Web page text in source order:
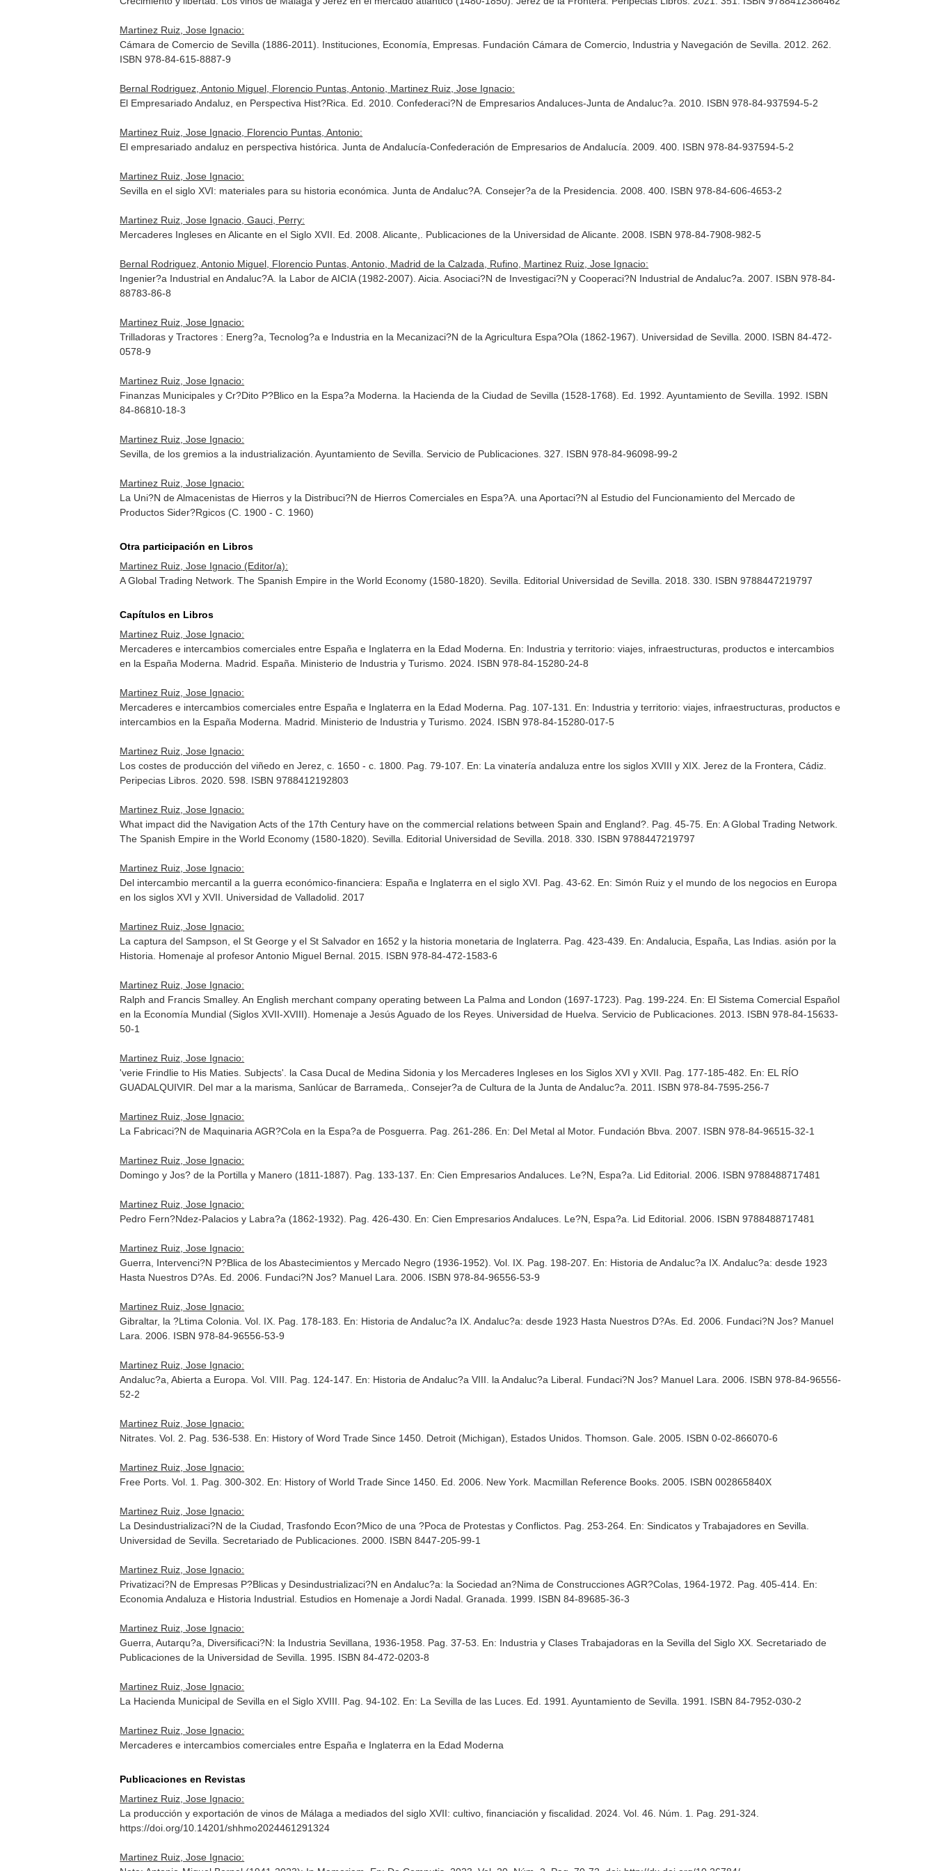
Martinez Ruiz, Jose Ignacio:
Cámara de Comercio de Sevilla (1886-2011). Instituciones, Economía, Empresas. Fundación Cámara de Comercio, Industria y Navegación de Sevilla. 2012. 262.
ISBN 978-84-615-8887-9
Bernal Rodriguez, Antonio Miguel, Florencio Puntas, Antonio, Martinez Ruiz, Jose Ignacio:
El Empresariado Andaluz, en Perspectiva Hist?Rica. Ed. 2010. Confederaci?N de Empresarios Andaluces-Junta de Andaluc?a. 2010. ISBN 978-84-937594-5-2
Martinez Ruiz, Jose Ignacio, Florencio Puntas, Antonio:
El empresariado andaluz en perspectiva histórica. Junta de Andalucía-Confederación de Empresarios de Andalucía. 2009. 400. ISBN 978-84-937594-5-2
Martinez Ruiz, Jose Ignacio:
Sevilla en el siglo XVI: materiales para su historia económica. Junta de Andaluc?A. Consejer?a de la Presidencia. 2008. 400. ISBN 978-84-606-4653-2
Martinez Ruiz, Jose Ignacio, Gauci, Perry:
Mercaderes Ingleses en Alicante en el Siglo XVII. Ed. 2008. Alicante,. Publicaciones de la Universidad de Alicante. 2008. ISBN 978-84-7908-982-5
Bernal Rodriguez, Antonio Miguel, Florencio Puntas, Antonio, Madrid de la Calzada, Rufino, Martinez Ruiz, Jose Ignacio:
Ingenier?a Industrial en Andaluc?A. la Labor de AICIA (1982-2007). Aicia. Asociaci?N de Investigaci?N y Cooperaci?N Industrial de Andaluc?a. 2007. ISBN 978-84-
88783-86-8
Martinez Ruiz, Jose Ignacio:
Trilladoras y Tractores : Energ?a, Tecnolog?a e Industria en la Mecanizaci?N de la Agricultura Espa?Ola (1862-1967). Universidad de Sevilla. 2000. ISBN 84-472-
0578-9
Martinez Ruiz, Jose Ignacio:
Finanzas Municipales y Cr?Dito P?Blico en la Espa?a Moderna. la Hacienda de la Ciudad de Sevilla (1528-1768). Ed. 1992. Ayuntamiento de Sevilla. 1992. ISBN
84-86810-18-3
Martinez Ruiz, Jose Ignacio:
Sevilla, de los gremios a la industrialización. Ayuntamiento de Sevilla. Servicio de Publicaciones. 327. ISBN 978-84-96098-99-2
Martinez Ruiz, Jose Ignacio:
La Uni?N de Almacenistas de Hierros y la Distribuci?N de Hierros Comerciales en Espa?A. una Aportaci?N al Estudio del Funcionamiento del Mercado de
Productos Sider?Rgicos (C. 1900 - C. 1960)
Otra participación en Libros
Martinez Ruiz, Jose Ignacio (Editor/a):
A Global Trading Network. The Spanish Empire in the World Economy (1580-1820). Sevilla. Editorial Universidad de Sevilla. 2018. 330. ISBN 9788447219797
Capítulos en Libros
Martinez Ruiz, Jose Ignacio:
Mercaderes e intercambios comerciales entre España e Inglaterra en la Edad Moderna. En: Industria y territorio: viajes, infraestructuras, productos e intercambios
en la España Moderna . Madrid. España. Ministerio de Industria y Turismo. 2024. ISBN 978-84-15280-24-8
Martinez Ruiz, Jose Ignacio:
Mercaderes e intercambios comerciales entre España e Inglaterra en la Edad Moderna. Pag. 107-131. En: Industria y territorio: viajes, infraestructuras, productos e
intercambios en la España Moderna . Madrid. Ministerio de Industria y Turismo. 2024. ISBN 978-84-15280-017-5
Martinez Ruiz, Jose Ignacio:
Los costes de producción del viñedo en Jerez, c. 1650 - c. 1800. Pag. 79-107. En: La vinatería andaluza entre los siglos XVIII y XIX . Jerez de la Frontera, Cádiz.
Peripecias Libros. 2020. 598. ISBN 9788412192803
Martinez Ruiz, Jose Ignacio:
What impact did the Navigation Acts of the 17th Century have on the commercial relations between Spain and England?. Pag. 45-75. En: A Global Trading Network.
The Spanish Empire in the World Economy (1580-1820) . Sevilla. Editorial Universidad de Sevilla. 2018. 330. ISBN 9788447219797
Martinez Ruiz, Jose Ignacio:
Del intercambio mercantil a la guerra económico-financiera: España e Inglaterra en el siglo XVI. Pag. 43-62. En: Simón Ruiz y el mundo de los negocios en Europa
en los siglos XVI y XVII . Universidad de Valladolid. 2017
Martinez Ruiz, Jose Ignacio:
La captura del Sampson, el St George y el St Salvador en 1652 y la historia monetaria de Inglaterra. Pag. 423-439. En: Andalucia, España, Las Indias. asión por la
Historia. Homenaje al profesor Antonio Miguel Bernal . 2015. ISBN 978-84-472-1583-6
Martinez Ruiz, Jose Ignacio:
Ralph and Francis Smalley. An English merchant company operating between La Palma and London (1697-1723). Pag. 199-224. En: El Sistema Comercial Español
en la Economía Mundial (Siglos XVII-XVIII). Homenaje a Jesús Aguado de los Reyes . Universidad de Huelva. Servicio de Publicaciones. 2013. ISBN 978-84-15633-
50-1
Martinez Ruiz, Jose Ignacio:
'verie Frindlie to His Maties. Subjects'. la Casa Ducal de Medina Sidonia y los Mercaderes Ingleses en los Siglos XVI y XVII. Pag. 177-185-482. En: EL RÍO
GUADALQUIVIR. Del mar a la marisma, Sanlúcar de Barrameda,
. Consejer?a de Cultura de la Junta de Andaluc?a. 2011. ISBN 978-84-7595-256-7
Martinez Ruiz, Jose Ignacio:
La Fabricaci?N de Maquinaria AGR?Cola en la Espa?a de Posguerra. Pag. 261-286. En: Del Metal al Motor. Fundación Bbva. 2007. ISBN 978-84-96515-32-1
Martinez Ruiz, Jose Ignacio:
Domingo y Jos? de la Portilla y Manero (1811-1887). Pag. 133-137. En: Cien Empresarios Andaluces . Le?N, Espa?a. Lid Editorial. 2006. ISBN 9788488717481
Martinez Ruiz, Jose Ignacio:
Pedro Fern?Ndez-Palacios y Labra?a (1862-1932). Pag. 426-430. En: Cien Empresarios Andaluces . Le?N, Espa?a. Lid Editorial. 2006. ISBN 9788488717481
Martinez Ruiz, Jose Ignacio:
Guerra, Intervenci?N P?Blica de los Abastecimientos y Mercado Negro (1936-1952). Vol. IX. Pag. 198-207. En: Historia de Andaluc?a IX. Andaluc?a: desde 1923
Hasta Nuestros D?As . Ed. 2006. Fundaci?N Jos? Manuel Lara. 2006. ISBN 978-84-96556-53-9
Martinez Ruiz, Jose Ignacio:
Gibraltar, la ?Ltima Colonia. Vol. IX. Pag. 178-183. En: Historia de Andaluc?a IX. Andaluc?a: desde 1923 Hasta Nuestros D?As . Ed. 2006. Fundaci?N Jos? Manuel
Lara. 2006. ISBN 978-84-96556-53-9
Martinez Ruiz, Jose Ignacio:
Andaluc?a, Abierta a Europa. Vol. VIII. Pag. 124-147. En: Historia de Andaluc?a VIII. la Andaluc?a Liberal . Fundaci?N Jos? Manuel Lara. 2006. ISBN 978-84-96556-
52-2
Martinez Ruiz, Jose Ignacio:
Nitrates. Vol. 2. Pag. 536-538. En: History of Word Trade Since 1450 . Detroit (Michigan), Estados Unidos. Thomson. Gale. 2005. ISBN 0-02-866070-6
Martinez Ruiz, Jose Ignacio:
Free Ports. Vol. 1. Pag. 300-302. En: History of World Trade Since 1450 . Ed. 2006. New York. Macmillan Reference Books. 2005. ISBN 002865840X
Martinez Ruiz, Jose Ignacio:
La Desindustrializaci?N de la Ciudad, Trasfondo Econ?Mico de una ?Poca de Protestas y Conflictos. Pag. 253-264. En: Sindicatos y Trabajadores en Sevilla
Universidad de Sevilla. Secretariado de Publicaciones. 2000. ISBN 8447-205-99-1
Martinez Ruiz, Jose Ignacio:
Privatizaci?N de Empresas P?Blicas y Desindustrializaci?N en Andaluc?a: la Sociedad an?Nima de Construcciones AGR?Colas, 1964-1972. Pag. 405-414. En:
Economia Andaluza e Historia Industrial. Estudios en Homenaje a Jordi Nadal . Granada. 1999. ISBN 84-89685-36-3
Martinez Ruiz, Jose Ignacio:
Guerra, Autarqu?a, Diversificaci?N: la Industria Sevillana, 1936-1958. Pag. 37-53. En: Industria y Clases Trabajadoras en la Sevilla del Siglo XX . Secretariado de
Publicaciones de la Universidad de Sevilla. 1995. ISBN 84-472-0203-8
Martinez Ruiz, Jose Ignacio:
La Hacienda Municipal de Sevilla en el Siglo XVIII. Pag. 94-102. En: La Sevilla de las Luces . Ed. 1991. Ayuntamiento de Sevilla. 1991. ISBN 84-7952-030-2
Martinez Ruiz, Jose Ignacio:
Mercaderes e intercambios comerciales entre España e Inglaterra en la Edad Moderna
Publicaciones en Revistas
Martinez Ruiz, Jose Ignacio:
La producción y exportación de vinos de Málaga a mediados del siglo XVII: cultivo, financiación y fiscalidad. 2024. Vol. 46. Núm. 1. Pag. 291-324.
https://doi.org/10.14201/shhmo2024461291324
Martinez Ruiz, Jose Ignacio: